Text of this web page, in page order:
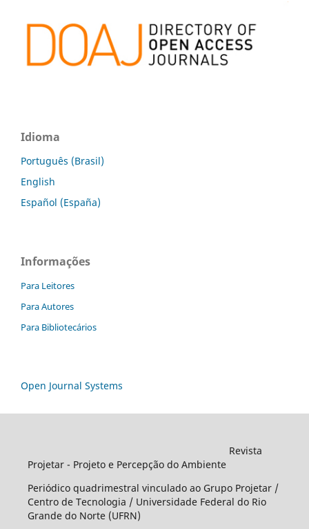
Idioma
Português (Brasil)
English
Español (España)
Informações
Para Leitores
Para Autores
Para Bibliotecários
Open Journal Systems
Revista
Projetar - Projeto e Percepção do Ambiente
Periódico quadrimestral vinculado ao Grupo Projetar /
Centro de Tecnologia / Universidade Federal do Rio
Grande do Norte (UFRN)